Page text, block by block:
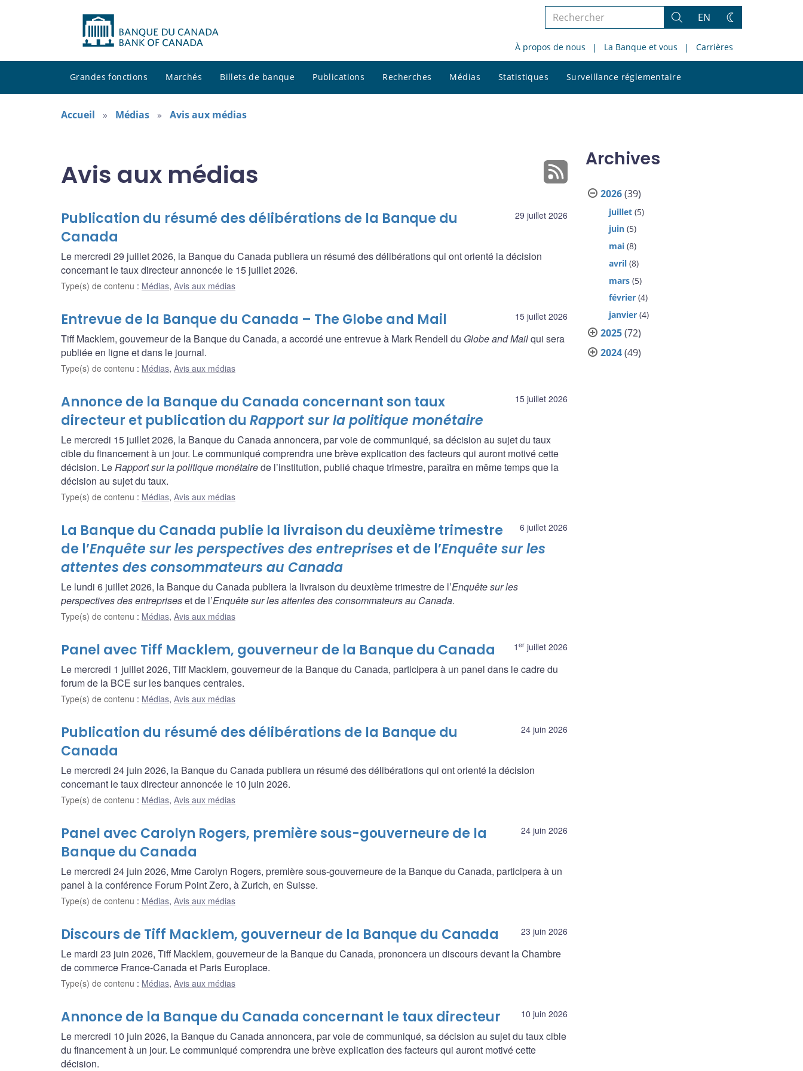
Rechercher
le
site
Rechercher
EN
Changez
thème
À propos de nous La Banque et vous Carrières
Grandes fonctions Marchés Billets de banque Publications Recherches Médias Statistiques Surveillance réglementaire
le
Accueil Médias Avis aux médias
Avis aux médias
29 juillet 2026
Publication du résumé des délibérations de la Banque du
Canada
Le mercredi 29 juillet 2026, la Banque du Canada publiera un résumé des délibérations qui ont orienté la décision
concernant le taux directeur annoncée le 15 juillet 2026.
Type(s) de contenu : Médias, Avis aux médias
15 juillet 2026
Entrevue de la Banque du Canada – The Globe and Mail
Tiff Macklem, gouverneur de la Banque du Canada, a accordé une entrevue à Mark Rendell du Globe and Mailqui sera
publiée en ligne et dans le journal.
Type(s) de contenu : Médias, Avis aux médias
15 juillet 2026
Annonce de la Banque du Canada concernant son taux
directeur et publication du Rapport sur la politique monétaire
Le mercredi 15 juillet 2026, la Banque du Canada annoncera, par voie de communiqué, sa décision au sujet du taux
cible du financement à un jour. Le communiqué comprendra une brève explication des facteurs qui auront motivé cette
décision. LeRapport sur la politique monétairede l’institution, publié chaque trimestre, paraîtra en même temps que la
décision au sujet du taux.
Type(s) de contenu : Médias, Avis aux médias
6 juillet 2026
La Banque du Canada publie la livraison du deuxième trimestre
de l’Enquête sur les perspectives des entreprises et de l’Enquête sur les
attentes des consommateurs au Canada
Le lundi 6 juillet 2026, la Banque du Canada publiera la livraison du deuxième trimestre de l’Enquête sur les
perspectives des entrepriseset de l’Enquête sur les attentes des consommateurs au Canada.
Type(s) de contenu : Médias, Avis aux médias
1 erjuillet 2026
Panel avec Tiff Macklem, gouverneur de la Banque du Canada
Le mercredi 1 juillet 2026, Tiff Macklem, gouverneur de la Banque du Canada, participera à un panel dans le cadre du
forum de la BCE sur les banques centrales.
Type(s) de contenu : Médias, Avis aux médias
24 juin 2026
Publication du résumé des délibérations de la Banque du
Canada
Le mercredi 24 juin 2026, la Banque du Canada publiera un résumé des délibérations qui ont orienté la décision
concernant le taux directeur annoncée le 10 juin 2026.
Type(s) de contenu : Médias, Avis aux médias
24 juin 2026
Panel avec Carolyn Rogers, première sous-gouverneure de la
Banque du Canada
Le mercredi 24 juin 2026, Mme Carolyn Rogers, première sous-gouverneure de la Banque du Canada, participera à un
panel à la conférence Forum Point Zero, à Zurich, en Suisse.
Type(s) de contenu : Médias, Avis aux médias
23 juin 2026
Discours de Tiff Macklem, gouverneur de la Banque du Canada
Le mardi 23 juin 2026, Tiff Macklem, gouverneur de la Banque du Canada, prononcera un discours devant la Chambre
de commerce France-Canada et Paris Europlace.
Type(s) de contenu : Médias, Avis aux médias
10 juin 2026
Annonce de la Banque du Canada concernant le taux directeur
Le mercredi 10 juin 2026, la Banque du Canada annoncera, par voie de communiqué, sa décision au sujet du taux cible
du financement à un jour. Le communiqué comprendra une brève explication des facteurs qui auront motivé cette
décision.
Archives
2026(39)
juillet (5)
juin (5)
mai (8)
avril (8)
mars (5)
février (4)
janvier (4)
2025(72)
2024(49)